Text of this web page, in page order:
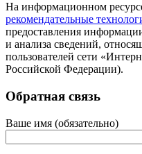
На информационном
рекомендательные
предоставления
и анализа сведений,
пользователей сети
Российской Федерации).
Обратная связь
Ваше имя (обязательно)